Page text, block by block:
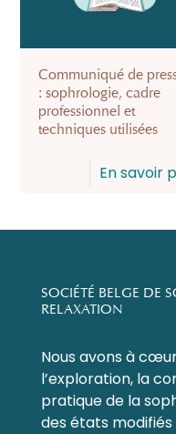
Communiqué de
: sophrologie, cadre
professionnel et
techniques utilisées
En savoir
SOCIÉTÉ BELGE DE
RELAXATION
Nous avons à
l’exploration, la
pratique de la
des états